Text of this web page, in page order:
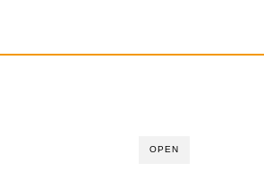
OPEN